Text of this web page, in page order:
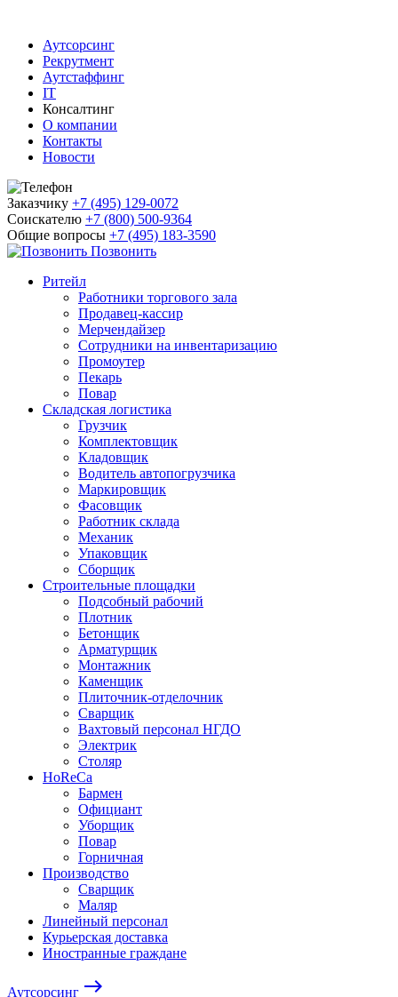
Аутсорсинг
Рекрутмент
Аутстаффинг
IT
Консалтинг
О компании
Контакты
Новости
Заказчику +7 (495) 129-0072
Соискателю +7 (800) 500-9364
Общие вопросы +7 (495) 183-3590
Позвонить
Ритейл
Работники торгового зала
Продавец-кассир
Мерчендайзер
Сотрудники на инвентаризацию
Промоутер
Пекарь
Повар
Складская логистика
Грузчик
Комплектовщик
Кладовщик
Водитель автопогрузчика
Маркировщик
Фасовщик
Работник склада
Механик
Упаковщик
Сборщик
Строительные площадки
Подсобный рабочий
Плотник
Бетонщик
Арматурщик
Монтажник
Каменщик
Плиточник-отделочник
Сварщик
Вахтовый персонал НГДО
Электрик
Столяр
HoReCa
Бармен
Официант
Уборщик
Повар
Горничная
Производство
Сварщик
Маляр
Линейный персонал
Курьерская доставка
Иностранные граждане
Аутсорсинг east